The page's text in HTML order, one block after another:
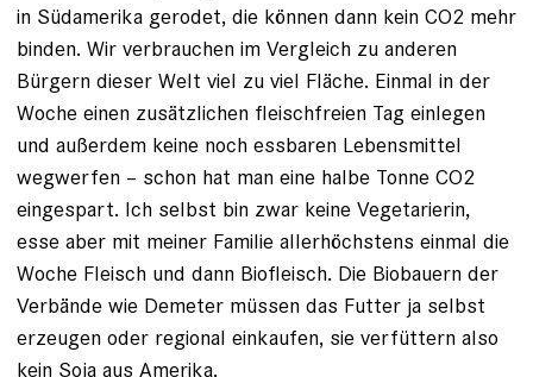
in Südamerika gerodet, die können dann kein CO2 mehr
binden. Wir ver­brauchen im Vergleich zu anderen
Bürgern dieser Welt viel zu viel Fläche. Einmal in der
Woche einen zusätzlichen fleischfreien Tag einlegen
und außerdem keine noch essbaren Lebensmittel
wegwerfen – schon hat man eine halbe Tonne CO2
eingespart. Ich selbst bin zwar keine Vegetarierin,
esse aber mit meiner Familie allerhöchstens einmal die
Woche Fleisch und dann Biofleisch. Die Biobauern der
Verbände wie Demeter müssen das Futter ja selbst
erzeugen oder regional einkaufen, sie verfüttern also
kein Soja aus Amerika.